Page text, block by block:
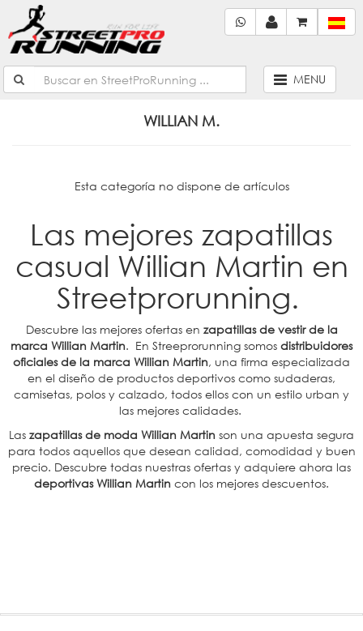
MENU
WILLIAN M.
Esta categoría no dispone de artículos
Las mejores zapatillas
casual Willian Martin en
Streetprorunning.
Descubre las mejores ofertas en zapatillas de vestir de la
marca Willian Martin. En Streeprorunning somos distribuidores
oficiales de la marca Willian Martin, una firma especializada
en el diseño de productos deportivos como sudaderas,
camisetas, polos y calzado, todos ellos con un estilo urban y
las mejores calidades.
Las zapatillas de moda Willian Martin son una apuesta segura
para todos aquellos que desean calidad, comodidad y buen
precio. Descubre todas nuestras ofertas y adquiere ahora las
deportivas Willian Martin con los mejores descuentos.